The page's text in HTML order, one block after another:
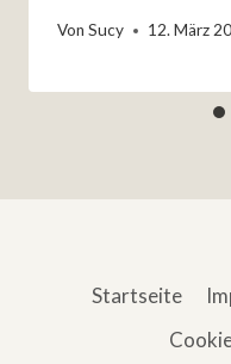
Von Sucy 12. März
Startseite